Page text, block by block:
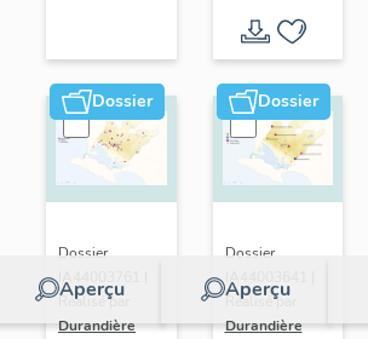
Dossier
Aperçu
Dossier
IA44003761 |
Réalisé par
Durandière
Dossier
Aperçu
Dossier
IA44003641 |
Réalisé par
Durandière